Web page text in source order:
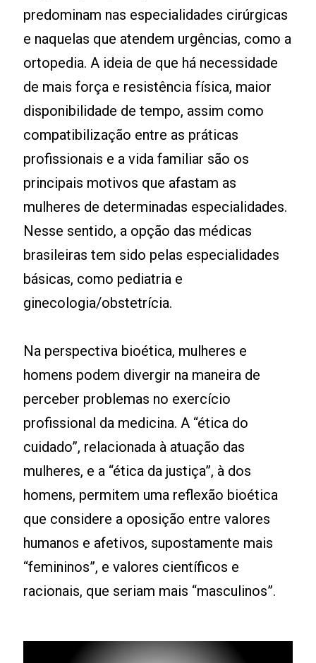
predominam nas especialidades cirúrgicas
e naquelas que atendem urgências, como a
ortopedia. A ideia de que há necessidade
de mais força e resistência física, maior
disponibilidade de tempo, assim como
compatibilização entre as práticas
profissionais e a vida familiar são os
principais motivos que afastam as
mulheres de determinadas especialidades.
Nesse sentido, a opção das médicas
brasileiras tem sido pelas especialidades
básicas, como pediatria e
ginecologia/obstetrícia.
Na perspectiva bioética, mulheres e
homens podem divergir na maneira de
perceber problemas no exercício
profissional da medicina. A “ética do
cuidado”, relacionada à atuação das
mulheres, e a “ética da justiça”, à dos
homens, permitem uma reflexão bioética
que considere a oposição entre valores
humanos e afetivos, supostamente mais
“femininos”, e valores científicos e
racionais, que seriam mais “masculinos”.